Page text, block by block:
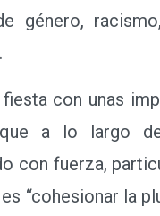
género,
con unas
a lo largo
con fuerza,
“cohesionar la